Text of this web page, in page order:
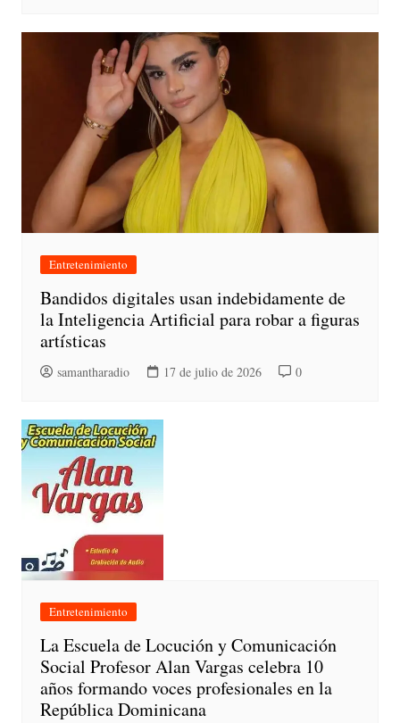
Entretenimiento
Bandidos digitales usan indebidamente de
la Inteligencia Artificial para robar a figuras
artísticas
samantharadio 17 de julio de 2026 0
Entretenimiento
La Escuela de Locución y Comunicación
Social Profesor Alan Vargas celebra 10
años formando voces profesionales en la
República Dominicana